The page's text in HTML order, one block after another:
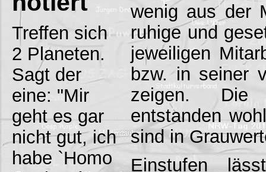
Treffen sich
2 Planeten.
Sagt der
eine: "Mir
geht es gar
nicht gut, ich
habe `Homo
wenig aus der
ruhige und
jeweiligen
bzw. in seiner
zeigen. Die
entstanden
sind in
Einstufen